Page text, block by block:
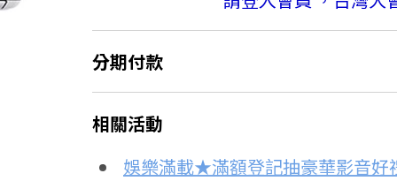
分期付款
＊實際可分期數、適用利率，請以購
信用卡分期
相關活動
娛樂滿載★滿額登記抽豪華影音好